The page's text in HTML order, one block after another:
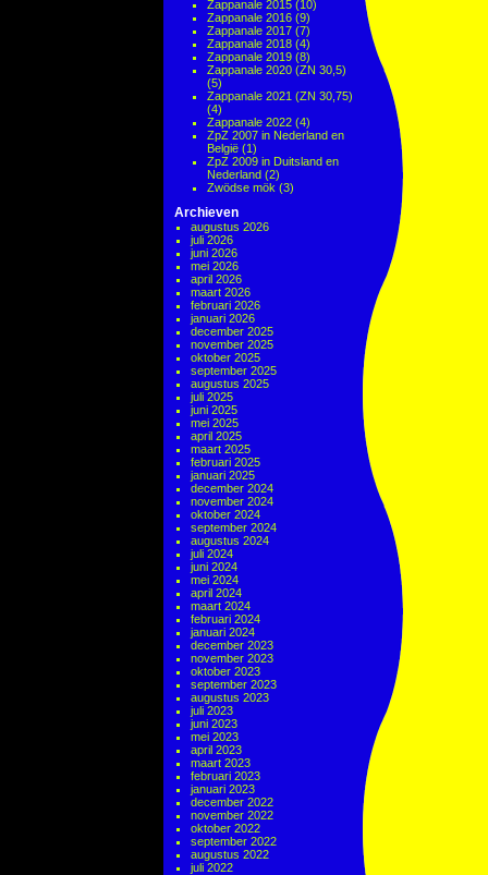
Zappanale 2015 (10)
Zappanale 2016 (9)
Zappanale 2017 (7)
Zappanale 2018 (4)
Zappanale 2019 (8)
Zappanale 2020 (ZN 30,5)
(5)
Zappanale 2021 (ZN 30,75)
(4)
Zappanale 2022 (4)
ZpZ 2007 in Nederland en
België (1)
ZpZ 2009 in Duitsland en
Nederland (2)
Zwödse mök (3)
Archieven
augustus 2026
juli 2026
juni 2026
mei 2026
april 2026
maart 2026
februari 2026
januari 2026
december 2025
november 2025
oktober 2025
september 2025
augustus 2025
juli 2025
juni 2025
mei 2025
april 2025
maart 2025
februari 2025
januari 2025
december 2024
november 2024
oktober 2024
september 2024
augustus 2024
juli 2024
juni 2024
mei 2024
april 2024
maart 2024
februari 2024
januari 2024
december 2023
november 2023
oktober 2023
september 2023
augustus 2023
juli 2023
juni 2023
mei 2023
april 2023
maart 2023
februari 2023
januari 2023
december 2022
november 2022
oktober 2022
september 2022
augustus 2022
juli 2022